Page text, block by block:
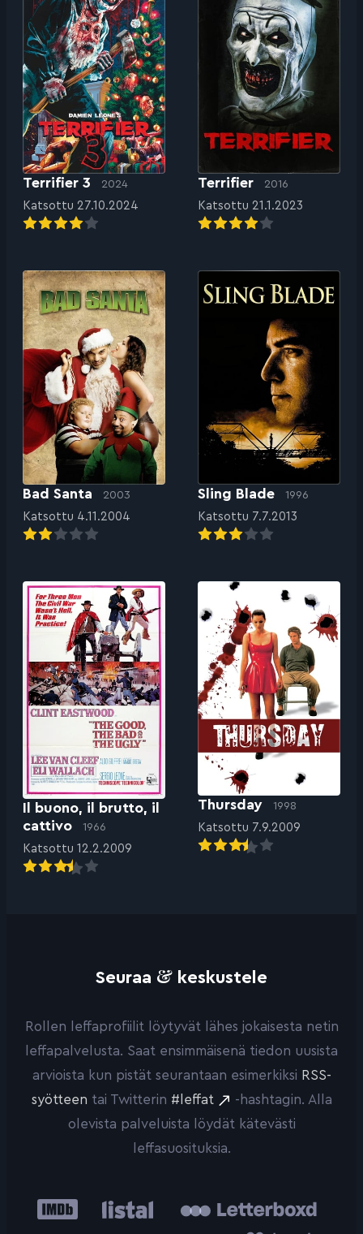
Terrifier 3 2024
Katsottu 27.10.2024
Terrifier 2016
Katsottu 21.1.2023
Bad Santa 2003
Katsottu 4.11.2004
Sling Blade 1996
Katsottu 7.7.2013
Il buono, il brutto, il
cattivo
1966
Katsottu 12.2.2009
Thursday 1998
Katsottu 7.9.2009
Seuraa & keskustele
Rollen leffaprofiilit löytyvät lähes jokaisesta netin
leffapalvelusta. Saat ensimmäisenä tiedon uusista
arvioista kun pistät seurantaan esimerkiksi RSS-
syötteen tai Twitterin #leffat
-hashtagin. Alla
olevista palveluista löydät kätevästi
leffasuosituksia.
IMDb Listal